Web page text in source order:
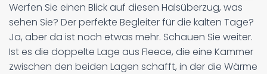
Werfen Sie einen Blick auf diesen Halsüberzug, was
sehen Sie? Der perfekte Begleiter für die kalten Tage?
Ja, aber da ist noch etwas mehr. Schauen Sie weiter.
Ist es die doppelte Lage aus Fleece, die eine Kammer
zwischen den beiden Lagen schafft, in der die Wärme